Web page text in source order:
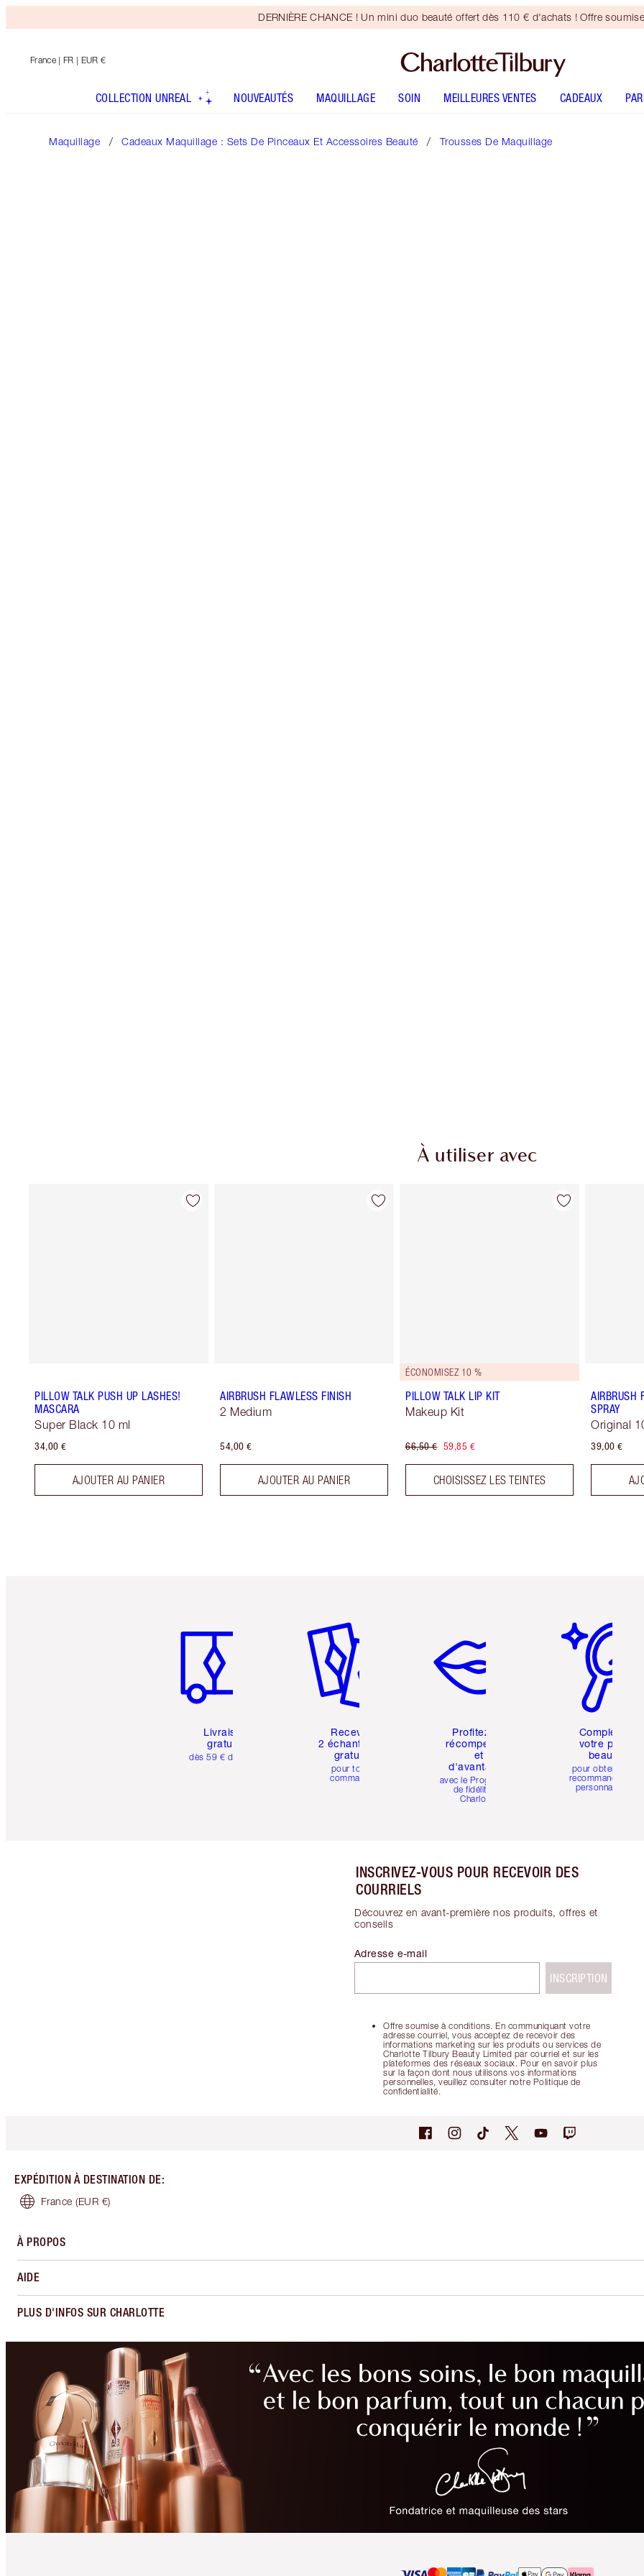
DERNIÈRE CHANCE ! Un mini duo beauté offert dès 110 € d'achats ! Offre
France | FR | EUR €
COLLECTION UNREAL NOUVEAUTÉS MAQUILLAGE SOIN MEILLEURES VENTES CADEAUX
Maquillage Cadeaux Maquillage : Sets De Pinceaux Et Accessoires Beauté Trousses De Maquillage
À utiliser avec
PILLOW TALK PUSH UP LASHES!
MASCARA
Super Black 10 ml
34,00 €
AJOUTER AU PANIER
AIRBRUSH FLAWLESS FINISH
2 Medium
54,00 €
AJOUTER AU PANIER
ÉCONOMISEZ 10 %
PILLOW TALK LIP KIT
Makeup Kit
66,50 € 59,85 €
CHOISISSEZ LES TEINTES
AIRBRUSH
SPRAY
Original
39,00 €
Livraison
gratuite
dès 59 € d'achats
Recevez
2 échantillons
gratuits
pour toute
commande
Profitez de
récompenses
et
d'avantages
avec le Programme
de fidélité de
Charlotte
Complétez
votre profil
beauté
pour obtenir des
recommandations
personnalisées
INSCRIVEZ-VOUS POUR RECEVOIR DES
COURRIELS
Découvrez en avant-première nos produits, offres et
conseils
Offre soumise à conditions. En communiquant votre
adresse courriel, vous acceptez de recevoir des
informations marketing sur les produits ou services de
Charlotte Tilbury Beauty Limited par courriel et sur les
plateformes des réseaux sociaux. Pour en savoir plus
sur la façon dont nous utilisons vos informations
personnelles, veuillez consulter notre Politique de
confidentialité.
Adresse e-mail
INSCRIPTION
EXPÉDITION À DESTINATION DE:
France (EUR €)
À PROPOS
AIDE
PLUS D'INFOS SUR CHARLOTTE